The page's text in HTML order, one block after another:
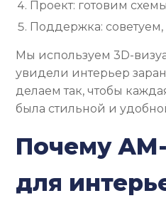
Проект: готовим
Поддержка: советуем,
Мы используем 3D-
увидели интерьер
делаем так, чтобы
была стильной и
Почему
для